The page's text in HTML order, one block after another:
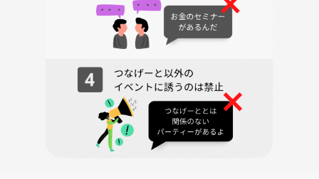
一緒にお酒を飲んでマダミスしたら
高確率で仲良くなれます！
JR大塚駅前のスペース
大塚駅徒歩1分の好立地
「池袋駅からたったの1駅」
東京さくらトラム（都電荒川線） 向原駅 徒歩4分
東京メトロ丸ノ内線 新大塚駅 徒歩7分